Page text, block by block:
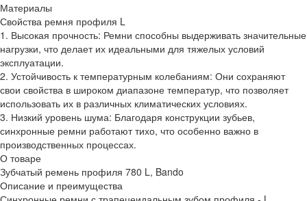
Материалы
Свойства ремня профиля L
1. Высокая прочность: Ремни способны выдерживать значительные
нагрузки, что делает их идеальными для тяжелых условий
эксплуатации.
2. Устойчивость к температурным колебаниям: Они сохраняют
свои свойства в широком диапазоне температур, что позволяет
использовать их в различных климатических условиях.
3. Низкий уровень шума: Благодаря конструкции зубьев,
синхронные ремни работают тихо, что особенно важно в
производственных процессах.
О товаре
Зубчатый ремень профиля 780 L, Bando
Описание и преимущества